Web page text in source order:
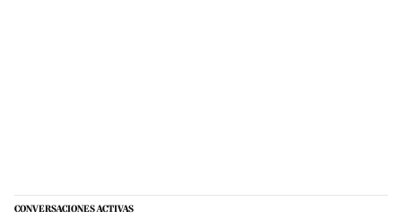
CONVERSACIONES ACTIVAS